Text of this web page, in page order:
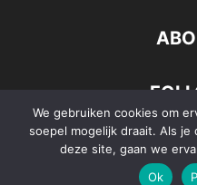
We gebruiken cookies om
soepel mogelijk draait. Als
deze site, gaan we
Ok